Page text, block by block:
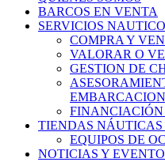
BARCOS EN VENTA
SERVICIOS
COMPRA Y
VALORAR O
GESTION DE
TIENDAS NÁUTICAS
EQUIPOS DE
NOTICIAS Y